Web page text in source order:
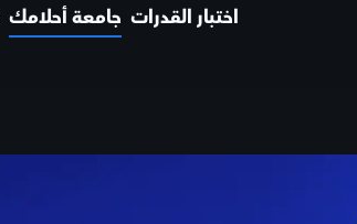
اختبار القدرات جامعة أحلامك